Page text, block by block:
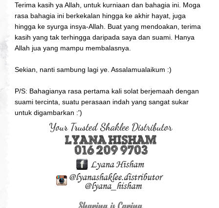
Terima kasih ya Allah, untuk kurniaan dan bahagia ini. Moga
rasa bahagia ini berkekalan hingga ke akhir hayat, juga
hingga ke syurga insya-Allah. Buat yang mendoakan, terima
kasih yang tak terhingga daripada saya dan suami. Hanya
Allah jua yang mampu membalasnya.
Sekian, nanti sambung lagi ye. Assalamualaikum :)
P/S: Bahagianya rasa pertama kali solat berjemaah dengan
suami tercinta, suatu perasaan indah yang sangat sukar
untuk digambarkan :')